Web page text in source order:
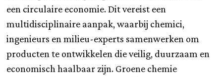
een circulaire economie. Dit vereist een
multidisciplinaire aanpak, waarbij chemici,
ingenieurs en milieu-experts samenwerken om
producten te ontwikkelen die veilig, duurzaam en
economisch haalbaar zijn. Groene chemie